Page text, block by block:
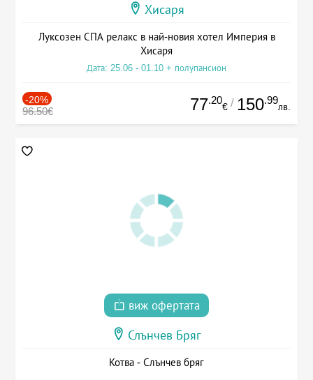
Хисаря
Луксозен СПА релакс в най-новия хотел Империя в
Хисаря
Дата: 25.06 - 01.10 + полупансион
-20%
96.50€ 77.20
€ / 150.99
лв.
виж офертата
Слънчев Бряг
Котва - Слънчев бряг